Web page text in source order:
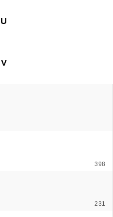
U
V
398
231